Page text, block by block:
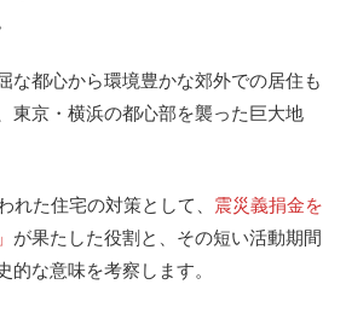
な都心から環境豊かな郊外での居住も
東京・横浜の都心部を襲った巨大地
れた住宅の対策として、 震災義捐金を
が果たした役割と、その短い活動期間
的な意味を考察します。